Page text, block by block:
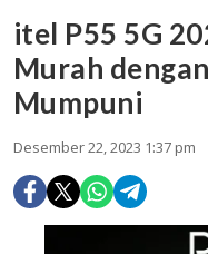
itel P55 5G
Murah
Mumpuni
Desember 22, 2023 1:37 pm